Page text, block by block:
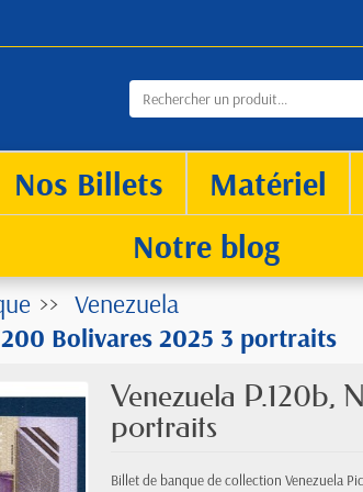
Nos Billets Matériel
Notre blog
Venezuela
Bolivares 2025 3 portraits
Venezuela P.120b,
portraits
Billet de banque de collection Venezuela